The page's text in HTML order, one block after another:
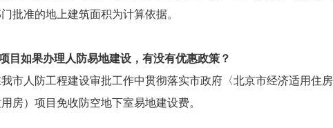
批准的地上建筑面积为计算依据。
目如果办理人防易地建设，有没有优惠政策？
市人防工程建设审批工作中贯彻落实市政府〈北京市经济适用住
房）项目免收防空地下室易地建设费。